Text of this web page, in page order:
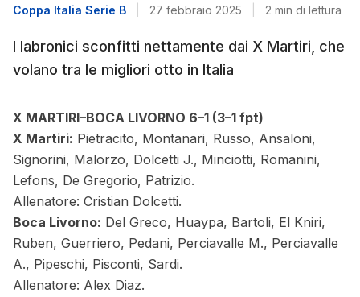
Coppa Italia Serie B 27 febbraio 2025 2 min di lettura
I labronici sconfitti nettamente dai X Martiri, che
volano tra le migliori otto in Italia
X MARTIRI–BOCA LIVORNO 6–1 (3–1 fpt)
X Martiri: Pietracito, Montanari, Russo, Ansaloni,
Signorini, Malorzo, Dolcetti J., Minciotti, Romanini,
Lefons, De Gregorio, Patrizio.
Allenatore: Cristian Dolcetti.
Boca Livorno: Del Greco, Huaypa, Bartoli, El Kniri,
Ruben, Guerriero, Pedani, Perciavalle M., Perciavalle
A., Pipeschi, Pisconti, Sardi.
Allenatore: Alex Diaz.